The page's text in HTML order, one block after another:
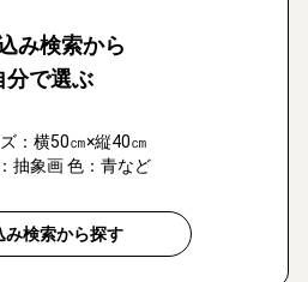
み検索から
分で選ぶ
：横50㎝×縦40㎝
抽象画 色：青など
み検索から探す